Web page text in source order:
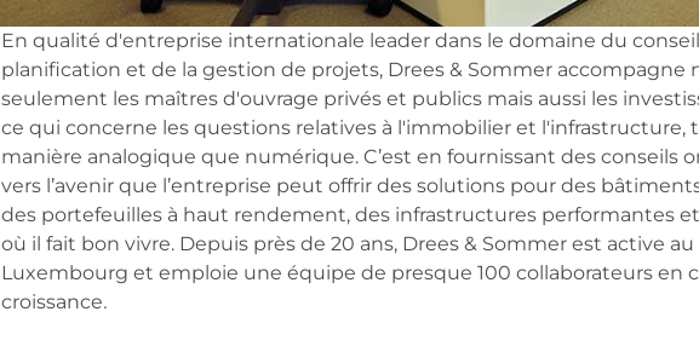
En qualité d'entreprise internationale leader dans le domaine du
planification et de la gestion de projets, Drees & Sommer accompagne
seulement les maîtres d'ouvrage privés et publics mais aussi les
ce qui concerne les questions relatives à l'immobilier et l'infrastructure,
manière analogique que numérique. C’est en fournissant des conseils
vers l’avenir que l’entreprise peut offrir des solutions pour des
des portefeuilles à haut rendement, des infrastructures performantes
où il fait bon vivre. Depuis près de 20 ans, Drees & Sommer est active au
Luxembourg et emploie une équipe de presque 100 collaborateurs en
croissance.